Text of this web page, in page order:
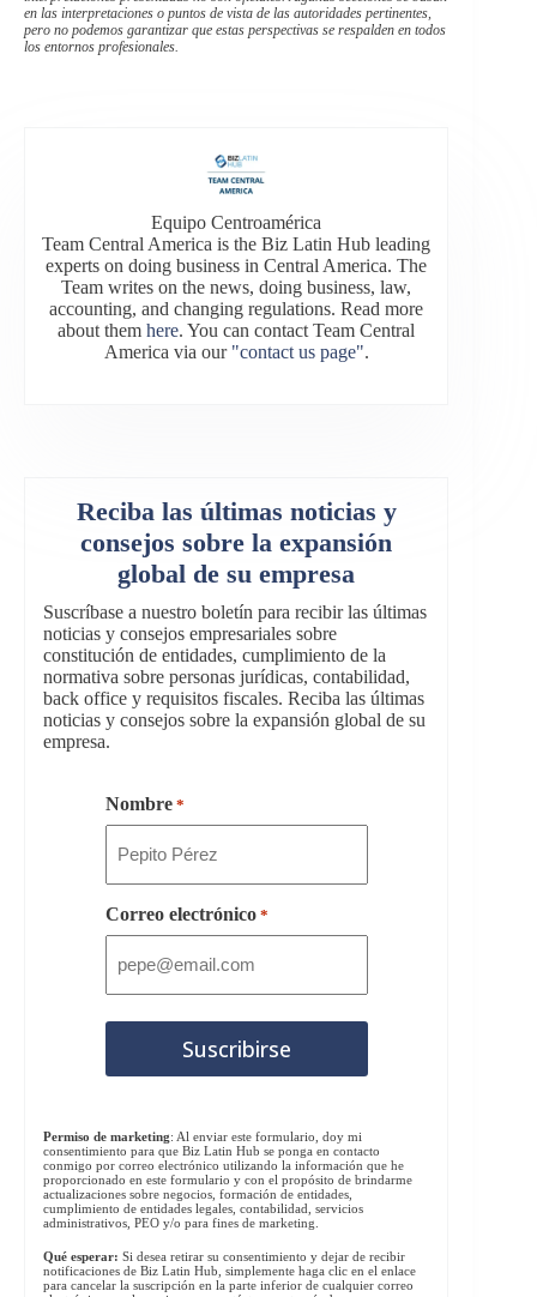
en las interpretaciones o puntos de vista de las autoridades pertinentes,
pero no podemos garantizar que estas perspectivas se respalden en todos
los entornos profesionales.
Equipo Centroamérica
Team Central America is the Biz Latin Hub leading
experts on doing business in Central America. The
Team writes on the news, doing business, law,
accounting, and changing regulations. Read more
about themhere. You can contact Team Central
America via our "contact us page".
Reciba las últimas noticias y
consejos sobre la expansión
global de su empresa
Suscríbase a nuestro boletín para recibir las últimas
noticias y consejos empresariales sobre
constitución de entidades, cumplimiento de la
normativa sobre personas jurídicas, contabilidad,
back office y requisitos fiscales. Reciba las últimas
noticias y consejos sobre la expansión global de su
empresa.
Nombre *
Correo electrónico *
Permiso de marketing: Al enviar este formulario, doy mi
consentimiento para que Biz Latin Hub se ponga en contacto
conmigo por correo electrónico utilizando la información que he
proporcionado en este formulario y con el propósito de brindarme
actualizaciones sobre negocios, formación de entidades,
cumplimiento de entidades legales, contabilidad, servicios
administrativos, PEO y/o para fines de marketing.
Qué esperar: Si desea retirar su consentimiento y dejar de recibir
notificaciones de Biz Latin Hub, simplemente haga clic en el enlace
para cancelar la suscripción en la parte inferior de cualquier correo